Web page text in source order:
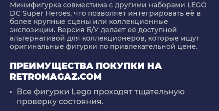
Минифигурка совместима с другими наборами LEGO
DC Super Heroes, что позволяет интегрировать её в
более крупные сцены или коллекционные
экспозиции. Версия Б/У делает её доступной
альтернативой для коллекционеров, которые ищут
оригинальные фигурки по привлекательной цене.
ПРЕИМУЩЕСТВА ПОКУПКИ НА
RETROMAGAZ.COM
Все фигурки Lego проходят тщательную
проверку состояния.